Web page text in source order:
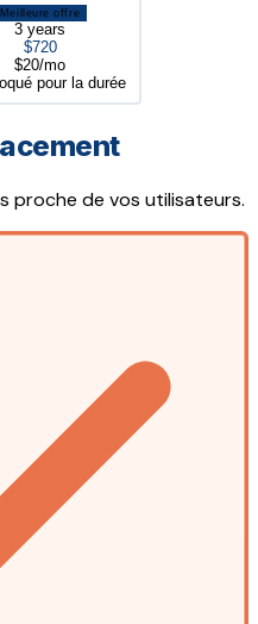
Meilleure offre
3 years
$720
$20/mo
pour la durée
proche de vos utilisateurs.